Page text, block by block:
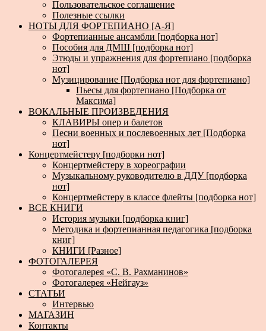
Пользовательское соглашение
Полезные ссылки
НОТЫ ДЛЯ ФОРТЕПИАНО [А-Я]
Фортепианные ансамбли [подборка нот]
Пособия для ДМШ [подборка нот]
Этюды и упражнения для фортепиано [подборка
нот]
Музицирование [Подборка нот для фортепиано]
Пьесы для фортепиано [Подборка от
Максима]
ВОКАЛЬНЫЕ ПРОИЗВЕДЕНИЯ
КЛАВИРЫ опер и балетов
Песни военных и послевоенных лет [Подборка
нот]
Концертмейстеру [подборки нот]
Концертмейстеру в хореографии
Музыкальному руководителю в ДДУ [подборка
нот]
Концертмейстеру в классе флейты [подборка нот]
ВСЕ КНИГИ
История музыки [подборка книг]
Методика и фортепианная педагогика [подборка
книг]
КНИГИ [Разное]
ФОТОГАЛЕРЕЯ
Фотогалерея «С. В. Рахманинов»
Фотогалерея «Нейгауз»
СТАТЬИ
Интервью
МАГАЗИН
Контакты